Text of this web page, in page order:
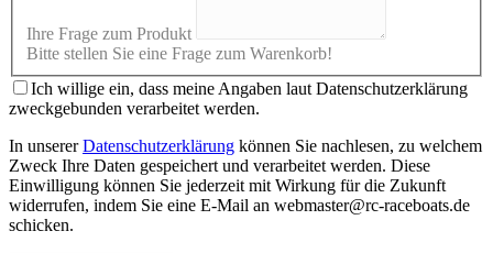
Ihre Frage zum Produkt
Bitte stellen Sie eine Frage zum Warenkorb!
Ich willige ein, dass meine Angaben laut Datenschutzerklärung
zweckgebunden verarbeitet werden.
In unsererDatenschutzerklärung können Sie nachlesen, zu welchem
Zweck Ihre Daten gespeichert und verarbeitet werden. Diese
Einwilligung können Sie jederzeit mit Wirkung für die Zukunft
widerrufen, indem Sie eine E-Mail an webmaster@rc-raceboats.de
schicken.